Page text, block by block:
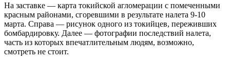
На заставке — карта токийской агломерации с помеченными
красным районами, сгоревшими в результате налета 9-10
марта. Справа — рисунок одного из токийцев, переживших
бомбардировку. Далее — фотографии последствий налета,
часть из которых впечатлительным людям, возможно,
смотреть не стоит.